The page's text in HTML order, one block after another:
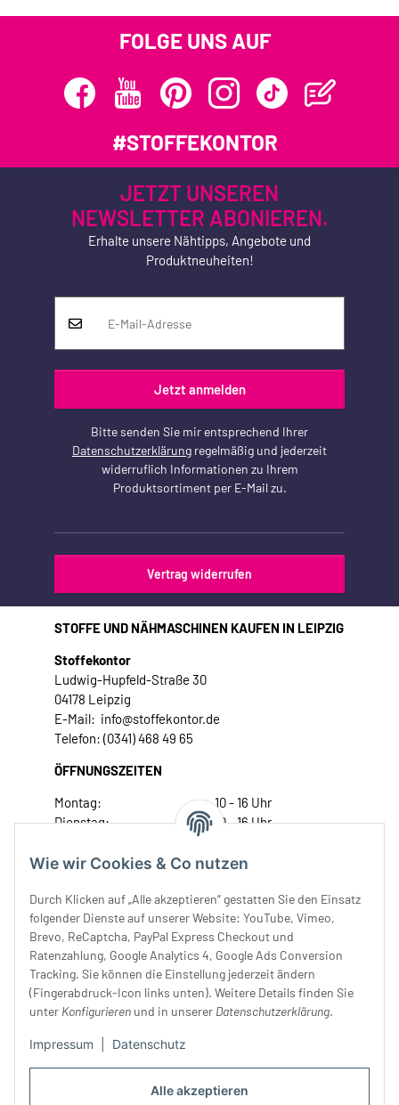
Alle akzeptieren
Wie wir Cookies & Co nutzen
Durch Klicken auf „Alle akzeptieren“ gestatten Sie den Einsatz
folgender Dienste auf unserer Website: YouTube, Vimeo,
Brevo, ReCaptcha, PayPal Express Checkout und
Ratenzahlung, Google Analytics 4, Google Ads Conversion
Tracking. Sie können die Einstellung jederzeit ändern
(Fingerabdruck-Icon links unten). Weitere Details finden Sie
unter Konfigurieren und in unserer Datenschutzerklärung.
Impressum Datenschutz
FOLGE UNS AUF
#STOFFEKONTOR
JETZT UNSEREN
NEWSLETTER ABONIEREN.
Erhalte unsere Nähtipps, Angebote und
Produktneuheiten!
Jetzt anmelden
Bitte senden Sie mir entsprechend Ihrer
Datenschutzerklärung regelmäßig und jederzeit
widerruflich Informationen zu Ihrem
Produktsortiment per E-Mail zu.
Vertrag widerrufen
STOFFE UND NÄHMASCHINEN KAUFEN IN LEIPZIG
Stoffekontor
Ludwig-Hupfeld-Straße 30
04178 Leipzig
E-Mail: info@stoffekontor.de
Telefon: (0341) 468 49 65
ÖFFNUNGSZEITEN
Montag:
10 - 16 Uhr
Dienstag:
10 - 16 Uhr
Donnerstag:
10 - 18 Uhr
Samstag:
10 - 14 Uhr
Unser Service
Rechtliches